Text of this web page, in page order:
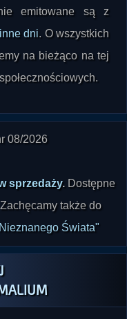
dni. O wszystkich
na bieżąco na tej
także do
Świata"